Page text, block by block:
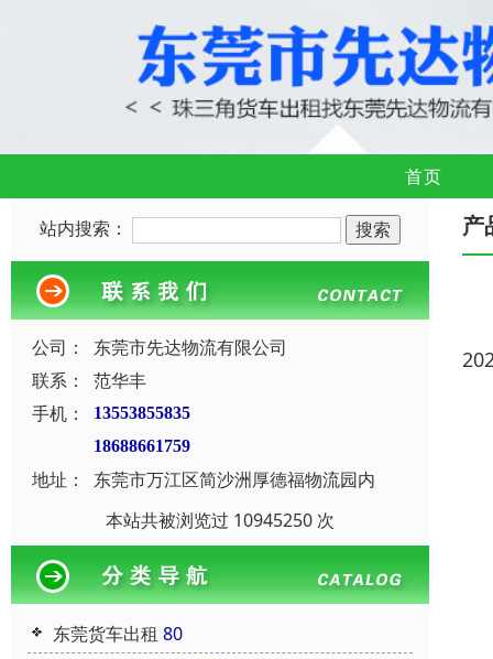
首页
站内搜索：
公司：
东莞市先达物流有限公司
联系：
范华丰
手机：
13553855835
18688661759
地址：
东莞市万江区简沙洲厚德福物流园内
本站共被浏览过 10945250 次
东莞货车出租 80
产